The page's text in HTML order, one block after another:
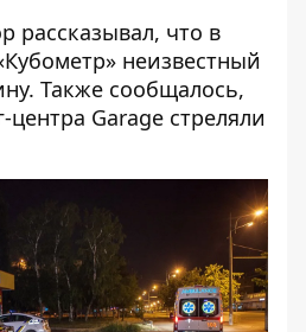
рассказывал, что в
неизвестный
. Также сообщалось,
центра Garage стреляли